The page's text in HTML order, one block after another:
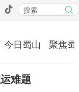
今日蜀山 聚焦蜀
难题